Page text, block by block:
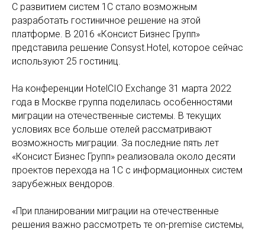
С развитием систем 1С стало возможным
разработать гостиничное решение на этой
платформе. В 2016 «Консист Бизнес Групп»
представила решение Consyst.Hotel, которое сейчас
используют 25 гостиниц.
На конференции HotelCIO Exchange 31 марта 2022
года в Москве группа поделилась особенностями
миграции на отечественные системы. В текущих
условиях все больше отелей рассматривают
возможность миграции. За последние пять лет
«Консист Бизнес Групп» реализовала около десяти
проектов перехода на 1С с информационных систем
зарубежных вендоров.
«При планировании миграции на отечественные
решения важно рассмотреть те on-premise системы,